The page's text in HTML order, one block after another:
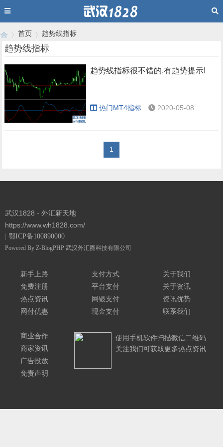
›
首页 趋势线指标
趋势线指标
趋势线指标很不错的,有趋势提示!
热门MT4指标 2020-05-08
1
武汉1828 - 外汇新天地
https://www.wh1828.com/
鄂ICP备100890000
Powered By Z-BlogPHP 武汉外汇圈科技有限公司
新手上路
免费注册
热点资讯
网付优惠
支付方式
平台支付
网银支付
现金支付
关于我们
关于资讯
资讯优势
联系我们
商业合作
商家资讯
广告投放
免责声明
使用手机软件扫描微信二维码
关注我们可获取更多热点资讯